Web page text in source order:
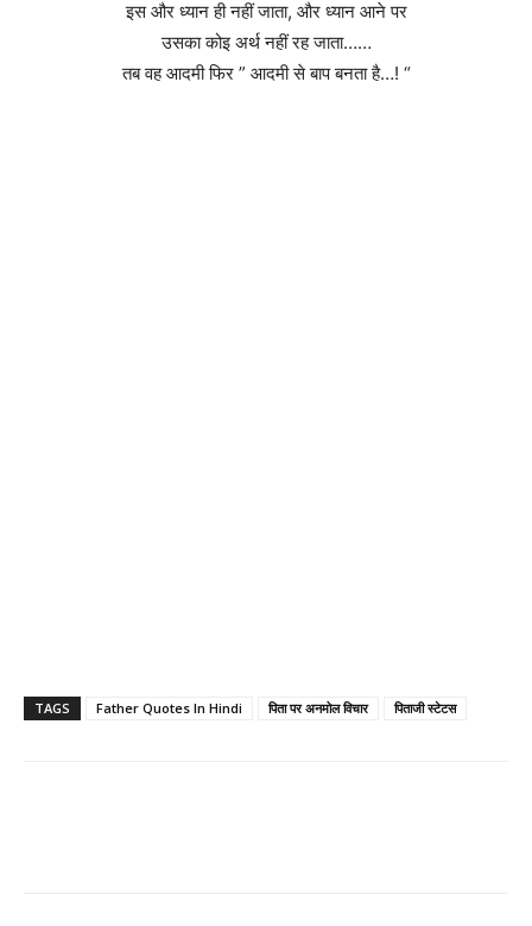
इस और ध्यान ही नहीं जाता, और ध्यान आने पर
उसका कोइ अर्थ नहीं रह जाता……
तब वह आदमी फिर ” आदमी से बाप बनता है…! “
TAGS Father Quotes In Hindi पिता पर अनमोल विचार पिताजी स्टेटस